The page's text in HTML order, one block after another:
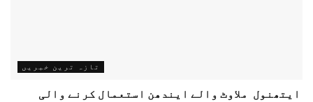
تازہ ترین خبریں
ایتھنول ملاوٹ والے ایندھن استعمال کرنے والی